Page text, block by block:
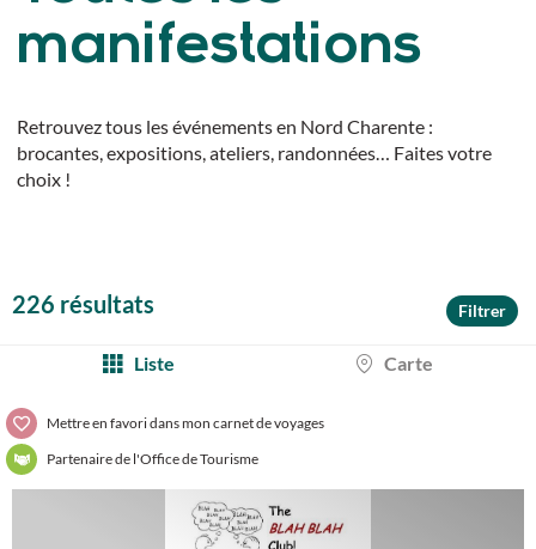
manifestations
Retrouvez tous les événements en Nord Charente :
brocantes, expositions, ateliers, randonnées… Faites votre
choix !
226 résultats Filtrer
Liste Carte
Mettre en favori dans mon carnet de voyages
Partenaire de l'Office de Tourisme